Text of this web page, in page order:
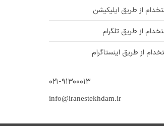
از طریق اپلیکیشن
از طریق تلگرام
از طریق اینستاگرام
۰۲۱-۹۱۳۰۰۰۱۳
info@iranestekhdam.ir